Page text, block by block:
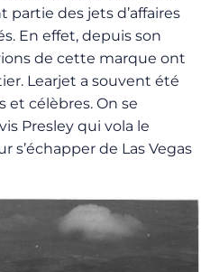
partie des jets d’affaires
En effet, depuis son
de cette marque ont
Learjet a souvent été
et célèbres. On se
Presley qui vola le
s’échapper de Las Vegas